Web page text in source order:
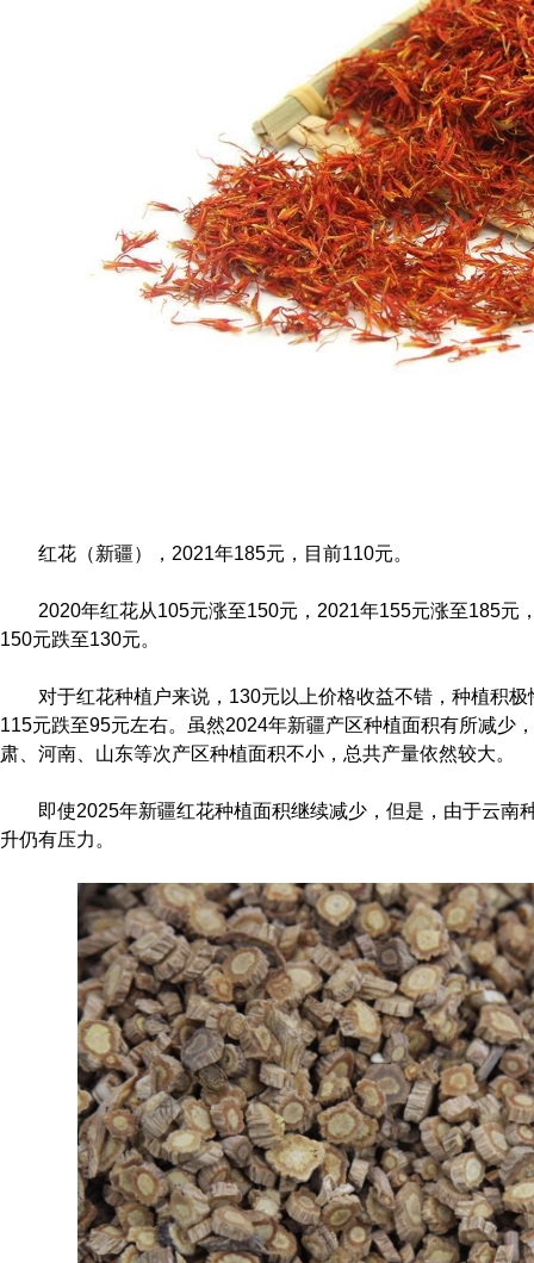
红花（新疆），2021年185元，目前110元。
2020年红花从105元涨至150元，2021年155元涨至185元
150元跌至130元。
对于红花种植户来说，130元以上价格收益不错，种植积
115元跌至95元左右。虽然2024年新疆产区种植面积有所减少
肃、河南、山东等次产区种植面积不小，总共产量依然较大。
即使2025年新疆红花种植面积继续减少，但是，由于云南
升仍有压力。